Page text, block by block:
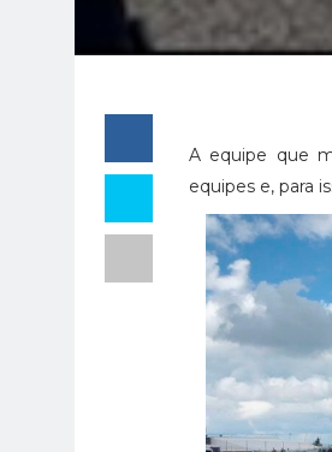
A equipe que
equipes e, para